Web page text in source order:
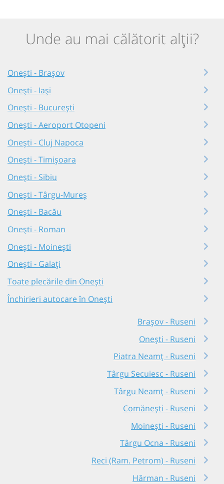
Unde au mai călătorit alții?
Onești - Brașov
Onești - Iași
Onești - București
Onești - Aeroport Otopeni
Onești - Cluj Napoca
Onești - Timișoara
Onești - Sibiu
Onești - Târgu-Mureș
Onești - Bacău
Onești - Roman
Onești - Moinești
Onești - Galați
Toate plecările din Onești
Închirieri autocare în Onești
Brașov - Ruseni
Onești - Ruseni
Piatra Neamț - Ruseni
Târgu Secuiesc - Ruseni
Târgu Neamț - Ruseni
Comănești - Ruseni
Moinești - Ruseni
Târgu Ocna - Ruseni
Reci (Ram. Petrom) - Ruseni
Hărman - Ruseni